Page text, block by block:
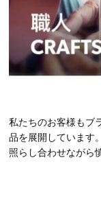
私たちのお客様もブ
品を展開しています
照らし合わせながら